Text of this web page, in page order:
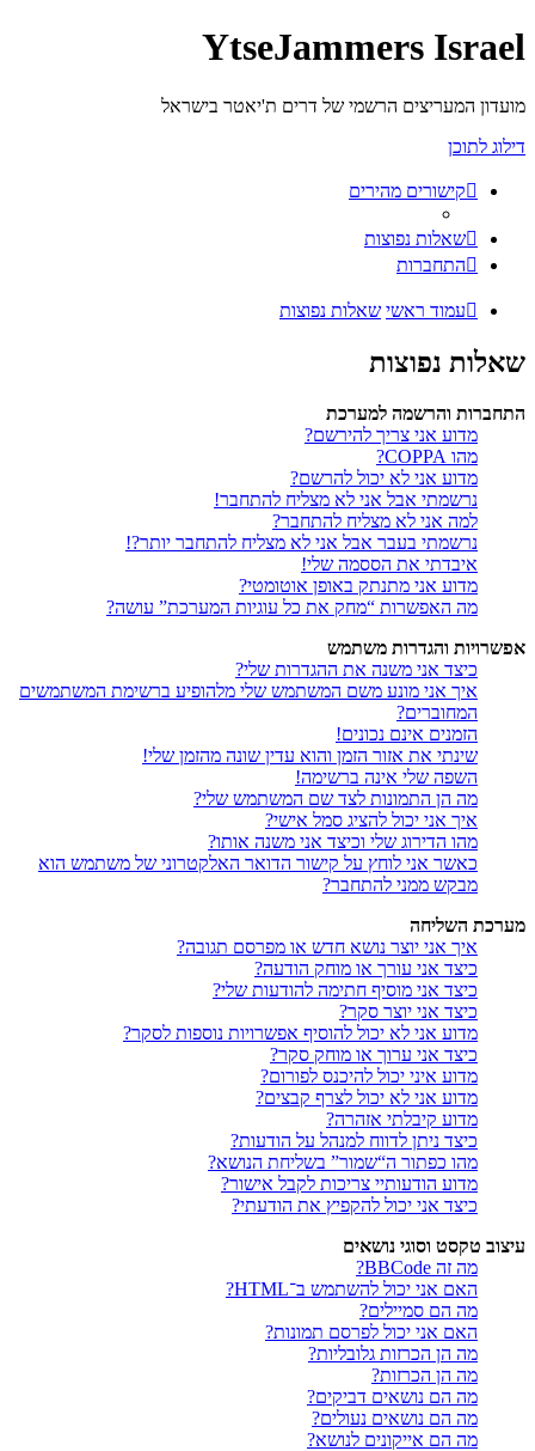
YtseJammers Israel
מועדון המעריצים הרשמי של דרים ת'יאטר בישראל
דילוג לתוכן
קישורים מהירים
שאלות נפוצות
התחברות
עמוד ראשי שאלות נפוצות
שאלות נפוצות
התחברות והרשמה למערכת
מדוע אני צריך להירשם?
מהו COPPA?
מדוע אני לא יכול להרשם?
נרשמתי אבל אני לא מצליח להתחבר!
למה אני לא מצליח להתחבר?
נרשמתי בעבר אבל אני לא מצליח להתחבר יותר?!
איבדתי את הססמה שלי!
מדוע אני מתנתק באופן אוטומטי?
מה האפשרות “מחק את כל עוגיות המערכת” עושה?
אפשרויות והגדרות משתמש
כיצד אני משנה את ההגדרות שלי?
איך אני מונע משם המשתמש שלי מלהופיע ברשימת המשתמשים
המחוברים?
הזמנים אינם נכונים!
שינתי את אזור הזמן והוא עדין שונה מהזמן שלי!
השפה שלי אינה ברשימה!
מה הן התמונות לצד שם המשתמש שלי?
איך אני יכול להציג סמל אישי?
מהו הדירוג שלי וכיצד אני משנה אותו?
כאשר אני לוחץ על קישור הדואר האלקטרוני של משתמש הוא
מבקש ממני להתחבר?
מערכת השליחה
איך אני יוצר נושא חדש או מפרסם תגובה?
כיצד אני עורך או מוחק הודעה?
כיצד אני מוסיף חתימה להודעות שלי?
כיצד אני יוצר סקר?
מדוע אני לא יכול להוסיף אפשרויות נוספות לסקר?
כיצד אני ערוך או מוחק סקר?
מדוע איני יכול להיכנס לפורום?
מדוע אני לא יכול לצרף קבצים?
מדוע קיבלתי אזהרה?
כיצד ניתן לדווח למנהל על הודעות?
מהו כפתור ה“שמור” בשליחת הנושא?
מדוע הודעותיי צריכות לקבל אישור?
כיצד אני יכול להקפיץ את הודעתי?
עיצוב טקסט וסוגי נושאים
מה זה BBCode?
האם אני יכול להשתמש ב־HTML?
מה הם סמיילים?
האם אני יכול לפרסם תמונות?
מה הן הכרזות גלובליות?
מה הן הכרזות?
מה הם נושאים דביקים?
מה הם נושאים נעולים?
מה הם אייקונים לנושא?